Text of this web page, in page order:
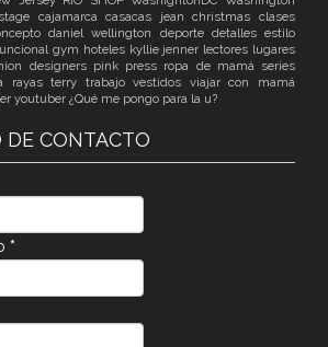
cajamarcacasacas jeanchristmasclases
daniel wellington deporte detalles estilo
gym hoteles kyllie jenner lectores lugares
designers pink press ropa de mamá series
rayasterry trabajovestidos viajar con mamá
youtuber ¿Qué me pongo para la u?
CONTACTO
*